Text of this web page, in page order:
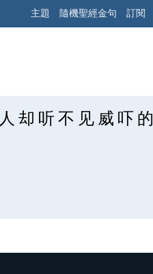
主題 隨機聖經金句 訂閱
却 听 不 见 威 吓 的